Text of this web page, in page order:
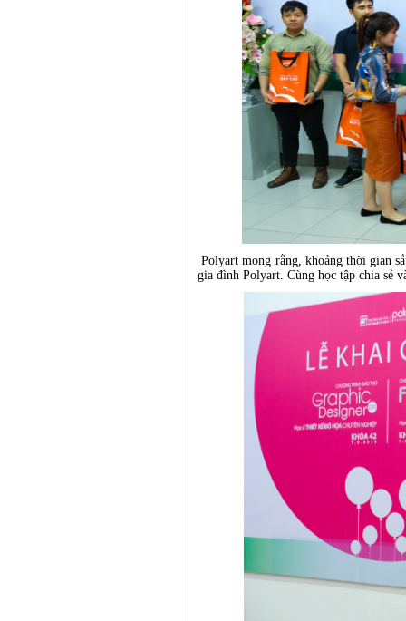
Polyart mong rằng, khoảng thời gian
gia đình Polyart. Cùng học tập chia sẻ